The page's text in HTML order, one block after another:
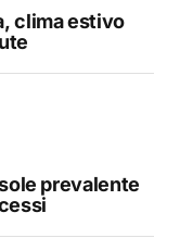
clima estivo
prevalente